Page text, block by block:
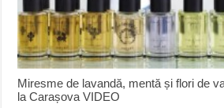
Miresme de lavandă, mentă și flori de
la Carașova VIDEO